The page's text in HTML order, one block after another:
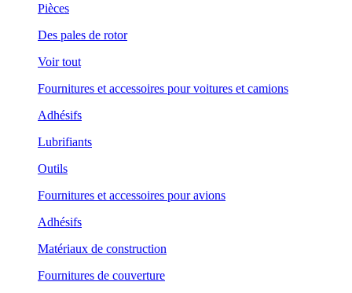
Pièces
Des pales de rotor
Voir tout
Fournitures et accessoires pour voitures et camions
Adhésifs
Lubrifiants
Outils
Fournitures et accessoires pour avions
Adhésifs
Matériaux de construction
Fournitures de couverture